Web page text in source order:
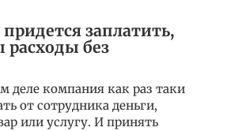
заплатить,
расходы без
деле компания как раз таки
от сотрудника деньги,
или услугу. И принять